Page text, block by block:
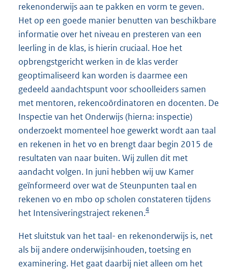
rekenonderwijs aan te pakken en vorm te geven.
Het op een goede manier benutten van beschikbare
informatie over het niveau en presteren van een
leerling in de klas, is hierin cruciaal. Hoe het
opbrengstgericht werken in de klas verder
geoptimaliseerd kan worden is daarmee een
gedeeld aandachtspunt voor schoolleiders samen
met mentoren, rekencoördinatoren en docenten. De
Inspectie van het Onderwijs (hierna: inspectie)
onderzoekt momenteel hoe gewerkt wordt aan taal
en rekenen in het vo en brengt daar begin 2015 de
resultaten van naar buiten. Wij zullen dit met
aandacht volgen. In juni hebben wij uw Kamer
geïnformeerd over wat de Steunpunten taal en
rekenen vo en mbo op scholen constateren tijdens
het Intensiveringstraject rekenen.4
Het sluitstuk van het taal- en rekenonderwijs is, net
als bij andere onderwijsinhouden, toetsing en
examinering. Het gaat daarbij niet alleen om het